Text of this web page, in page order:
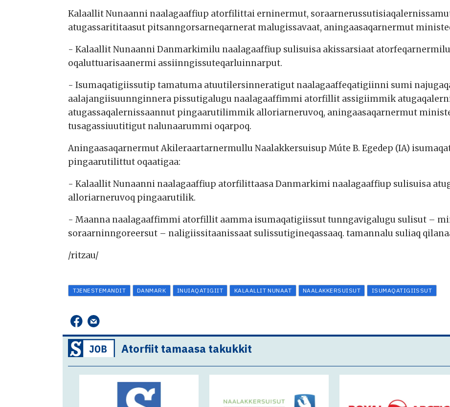
Kalaallit Nunaanni naalagaaffiup atorfilittai erninermut,
atugassarititaasut pitsanngorsarneqarnerat malugissavaat, aningaasaqarnermut
- Kalaallit Nunaanni Danmarkimilu naalagaaffiup sulisuisa akissarsiaat
oqaluttuarisaanermi assiinngissuteqarluinnarput.
- Isumaqatigiissutip tamatuma atuutilersinneratigut naalagaaffeqatigiinni sumi
aalajangiisuunnginnera pissutigalugu naalagaaffimmi atorfillit assigiimmik
atugassaqalernissaannut pingaarutilimmik alloriarneruvoq, aningaasaqarnermut
tusagassiuutitigut nalunaarummi oqarpoq.
Aningaasaqarnermut Akileraartarnermullu Naalakkersuisup Múte B. Egedep (IA)
pingaarutilittut oqaatigaa:
- Kalaallit Nunaanni naalagaaffiup atorfilittaasa Danmarkimi naalagaaffiup sulisuisa
alloriarneruvoq pingaarutilik.
- Maanna naalagaaffimmi atorfillit aamma isumaqatigiissut tunngavigalugu sulisut –
soraarninngoreersut – naligiissitaanissaat sulissutigineqassaaq. tamannalu suliaq
/ritzau/
TJENESTEMANDIT DANMARK INUIAQATIGIIT KALAALLIT NUNAAT NAALAKKERSUISUT ISUMAQATIGIISSUT
Atorfiit tamaasa takukkit